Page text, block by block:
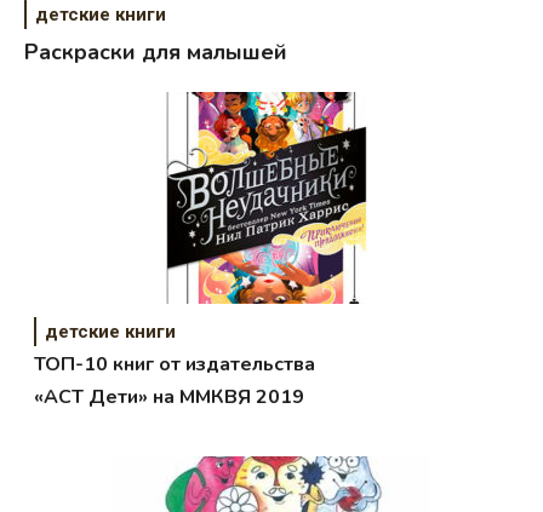
детские книги
Раскраски для малышей
детские книги
ТОП-10 книг от издательства
«АСТ Дети» на ММКВЯ 2019